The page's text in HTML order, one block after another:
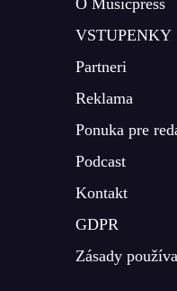
VSTUPENKY
Partneri
Reklama
Ponuka pre
Podcast
Kontakt
GDPR
Zásady